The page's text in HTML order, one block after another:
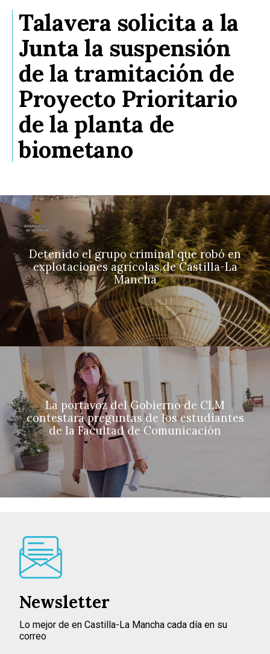
Talavera solicita a la
Junta la suspensión
de la tramitación de
Proyecto Prioritario
de la planta de
biometano
Detenido el grupo criminal que robó en
explotaciones agrícolas de Castilla-La
Mancha
La portavoz del Gobierno de CLM
contestará preguntas de los estudiantes
de la Facultad de Comunicación
Newsletter
Lo mejor de en Castilla-La Mancha cada día en su
correo